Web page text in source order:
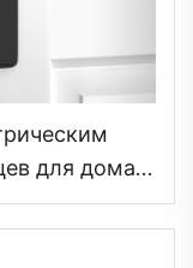
для дома,